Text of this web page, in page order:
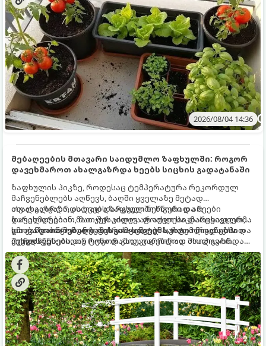
2026/08/04 14:36
მებაღეების მთავარი საიდუმლო ზაფხულში: როგორ
დავეხმაროთ ახალგაზრდა ხეებს სიცხის გადატანაში
ზაფხულის პიკზე, როდესაც ტემპერატურა რეკორდულ
მაჩვენებლებს აღწევს, ბაღში ყველაზე მეტად
ახალგაზრდა, ახლად დარგული ნერგები და ხეები
ზარალდებიან. მათ ჯერ კიდევ არ აქვთ საკმარისად ღრმა
და განვითარებული ფესვთა სისტემა, რათა ნიადაგის
ქვედა ფენებიდან ტენი დამოუკიდებლად მოიპოვონ.
თუ ახალგაზრდა ხეებს ზაფხულში სწორად არ
დავეხმარებით, მათ შესაძლოა ფოთლები დასცვივდეთ,
ხმობა დაიწყონ ან ზამთრის ყინვებს სუსტი ორგანიზმით
შეხვდნენ.
გთავაზობთ მებაღეების გამოცდილ საიდუმლოებებსა და
ოქროს წესებს, თუ როგორ გადავარჩინოთ ახალგაზრდა
ხეები ზაფხულის სიცხეში: